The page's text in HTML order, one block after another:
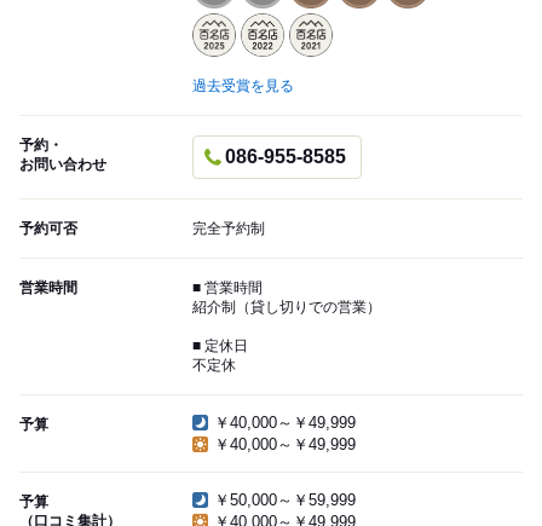
過去受賞を見る
予約・
お問い合わせ
086-955-8585
予約可否 完全予約制
営業時間
■ 営業時間
紹介制（貸し切りでの営業）
■ 定休日
不定休
予算
￥40,000～￥49,999
￥40,000～￥49,999
予算
（口コミ集計）
￥50,000～￥59,999
￥40,000～￥49,999